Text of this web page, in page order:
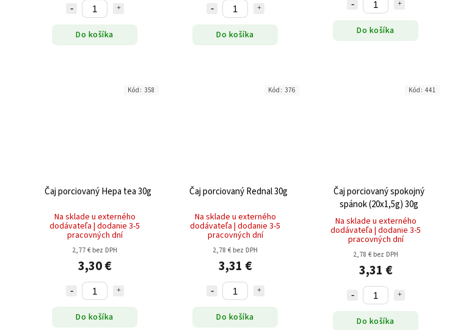
Do košíka Do košíka Do košíka
Čaj porciovaný Hepa tea 30g
Na sklade u externého
dodávateľa | dodanie 3-5
pracovných dní
2,77 € bez DPH
3,30 €
Do košíka
Kód: 358
Čaj porciovaný Rednal 30g
Na sklade u externého
dodávateľa | dodanie 3-5
pracovných dní
2,78 € bez DPH
3,31 €
Do košíka
Kód: 376
Čaj porciovaný spokojný
spánok (20x1,5g) 30g
Na sklade u externého
dodávateľa | dodanie 3-5
pracovných dní
2,78 € bez DPH
3,31 €
Do košíka
Kód: 441